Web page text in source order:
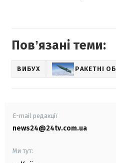
Повʼязані теми:
ВИБУХ РАКЕТНІ
E-mail редакції
news24@24tv.com.ua
Ми тут: